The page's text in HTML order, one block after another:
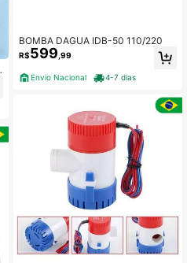
BOMBA DAGUA IDB-50 110/220
R$599,99
Envio Nacional 4-7 dias